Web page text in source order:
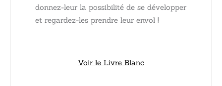
donnez-leur la possibilité de se développer
et regardez-les prendre leur envol !
Voir le Livre Blanc